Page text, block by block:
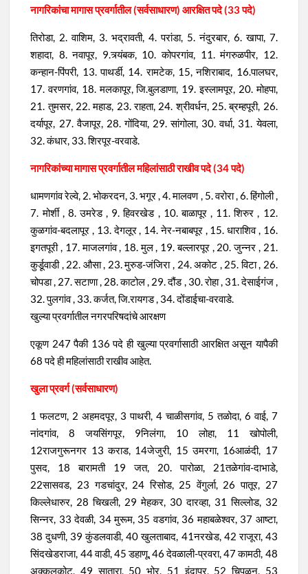
नागरिकांचा मागास प्रवर्गातील (सर्वसाधारण) आरक्षित पदे (33 पदे)
तिरोडा, 2. वाशिम, 3. भद्रावती, 4. परांडा, 5. नंदुरबार, 6. खापा, 7.
शहादा, 8. नवापूर, 9.त्र्यंबक, 10. कोपरगांव, 11. मंगरुळपीर, 12.
कन्हान-पिंपरी, 13. पाथर्डी, 14. रामटेक, 15, नशिराबाद, 16.पालघर,
17. वरणगांव, 18. मलकापूर, जि.बुलडाणा, 19. इस्लामपूर, 20. मोहपा,
21. तुमसर, 22. महाड, 23. राहता, 24. श्रीवर्धन, 25. ब्रम्हपूरी, 26.
दर्यापूर, 27. वैजापूर, 28. गोंदिया, 29. सांगोला, 30. वर्धा, 31. येवला,
32. कंधार, 33. शिरपूर-वरवाडे.
नागरिकांच्या मागास प्रवर्गातील महिलांसाठी राखीव पदे (34 पदे)
धामणगांव रेल्वे, 2. भोकरदन, 3. भगूर , 4. मालवण , 5. वरोरा , 6. हिंगोली ,
7. मोर्शी , 8. उमरेड , 9. हिवरखेड , 10. बाळापूर , 11. शिरुर , 12.
कुळगांव-बदलापूर , 13. देगलूर , 14. नेर-नबाबपूर , 15. धाराशिव , 16.
इगतपूरी , 17. माजलगांव , 18. मुल , 19. बल्लारपूर , 20. जुन्नर , 21.
कुर्डूवाडी , 22. औसा , 23. मुरुड-जंजिरा , 24. अकोट , 25. विटा , 26.
चोपडा , 27. सटाणा , 28. काटोल , 29. दौंड , 30. रोहा , 31. देसाईगंज ,
32. पुलगांव , 33. कर्जत, जि.रायगड , 34. दोंडाईचा-वरवाडे.
खुल्या प्रवर्गातील नगरपरिषदांचे आरक्षण
एकूण 247 पैकी 136 पदे ही खुल्या प्रवर्गासाठी आरक्षित असून यापैकी
68 पदे ही महिलांसाठी राखीव आहेत.
खुला प्रवर्ग (सर्वसाधारण)
1 फलटण, 2 अहमदपूर, 3 पाथरी, 4 चाळीसगांव, 5 तळोदा, 6 वाई, 7
नांदगांव, 8 जयसिंगपूर, 9निलंगा, 10 लोहा, 11 खोपोली,
12राजगुरूनगर 13 कराड, 14जेजुरी, 15 उमरगा, 16आळंदी, 17
पुसद, 18 बारामती 19 जत, 20. पारोळा, 21तळेगांव-दाभाडे,
22सासवड, 23 गडचांदुर, 24 रिसोड, 25 वेंगुर्ला, 26 पातूर, 27
किल्लेधारुर, 28 चिखली, 29 मेहकर, 30 दारव्हा, 31 सिल्लोड, 32
सिन्नर, 33 देवळी, 34 मुरूम, 35 वडगांव, 36 महाबळेश्वर, 37 आष्टा,
38 दुधणी, 39 कुंडलवाडी, 40 खुलताबाद, 41नरखेड, 42 राजूरा, 43
सिंदखेडराजा, 44 वाडी, 45 डहाणू, 46 देवळाली-प्रवरा, 47 कामठी, 48
अक्कलकोट, 49 सातारा, 50 भोर, 51 इंदापूर, 52 चिपळून, 53